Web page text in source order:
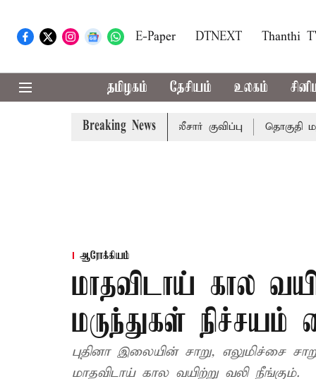
E-Paper DTNEXT Thanthi
தமிழகம் தேசியம் உலகம்
Breaking News
பாதுகாப்புடன் போலீசார் குவிப்பு தொகுதி
ஆரோக்கியம்
மாதவிடாய் கால
மருந்துகள் நிச்சயம்
புதினா இலையின் சாறு, எலுமிச்சை
மாதவிடாய் கால வயிற்று வலி நீங்கும்.